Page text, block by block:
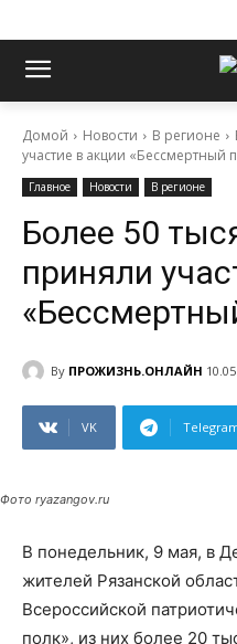
Домой Новости В регионе
участие в акции «Бессмертный
Главное Новости В регионе
Более 50
приняли
By ПРОЖИЗНЬ.ОНЛАЙН
VK
Фото ryazangov.ru
В понедельник, 9 мая, в
жителей Рязанской
Всероссийской
полк», из них более 20